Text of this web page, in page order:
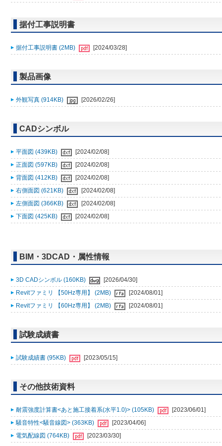
据付工事説明書
据付工事説明書 (2MB) [2024/03/28]
製品画像
外観写真 (914KB) [2026/02/26]
CADシンボル
平面図 (439KB)
[2024/02/08]
正面図 (597KB)
[2024/02/08]
背面図 (412KB)
[2024/02/08]
右側面図 (621KB)
[2024/02/08]
左側面図 (366KB)
[2024/02/08]
下面図 (425KB)
[2024/02/08]
BIM・3DCAD・属性情報
3D CADシンボル (160KB)
[2026/04/30]
Revitファミリ 【50Hz専用】 (2MB)
[2024/08/01]
Revitファミリ 【60Hz専用】 (2MB)
[2024/08/01]
試験成績書
試験成績書 (95KB) [2023/05/15]
その他技術資料
耐震強度計算書<あと施工接着系(水平1.0)> (105KB)
[2023/06/01]
騒音特性<騒音線図> (363KB)
[2023/04/06]
電気配線図 (764KB)
[2023/03/30]